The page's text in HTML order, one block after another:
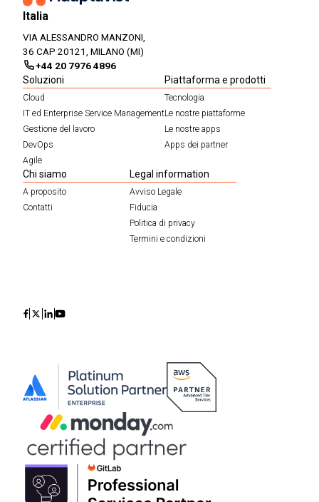
Italia
VIA ALESSANDRO MANZONI,
36 CAP 20121, MILANO (MI)
+44 20 7976 4896
Soluzioni
Cloud
IT ed Enterprise Service Management
Gestione del lavoro
DevOps
Agile
Piattaforma e prodotti
Tecnologia
Le nostre piattaforme
Le nostre apps
Apps dei partner
Chi siamo
A proposito
Contatti
Legal information
Avviso Legale
Fiducia
Politica di privacy
Termini e condizioni
IconIconIconIcon